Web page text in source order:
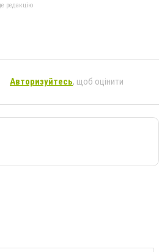
редакцію
Авторизуйтесь, щоб оцінити